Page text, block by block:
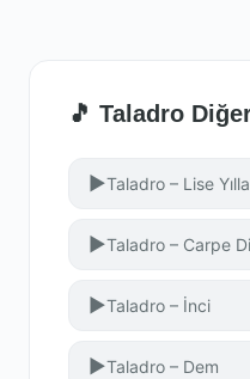
🎵 Taladro
▶Taladro – Lise
▶Taladro – Carpe
▶Taladro – İnci
▶Taladro – Dem